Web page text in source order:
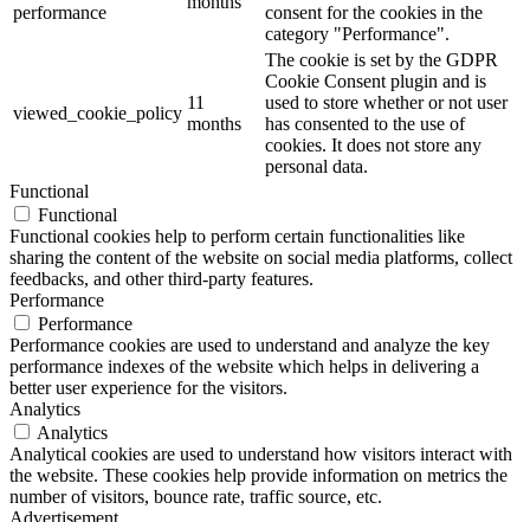
performance
consent for the cookies in the
category "Performance".
viewed_cookie_policy
11
months
The cookie is set by the GDPR
Cookie Consent plugin and is
used to store whether or not user
has consented to the use of
cookies. It does not store any
personal data.
Functional
Functional
Functional cookies help to perform certain functionalities like
sharing the content of the website on social media platforms, collect
feedbacks, and other third-party features.
Performance
Performance
Performance cookies are used to understand and analyze the key
performance indexes of the website which helps in delivering a
better user experience for the visitors.
Analytics
Analytics
Analytical cookies are used to understand how visitors interact with
the website. These cookies help provide information on metrics the
number of visitors, bounce rate, traffic source, etc.